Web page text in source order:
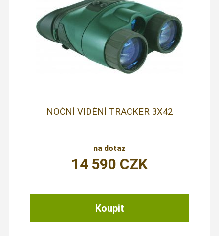
NOČNÍ VIDĚNÍ TRACKER 3X42
na dotaz
14 590 CZK